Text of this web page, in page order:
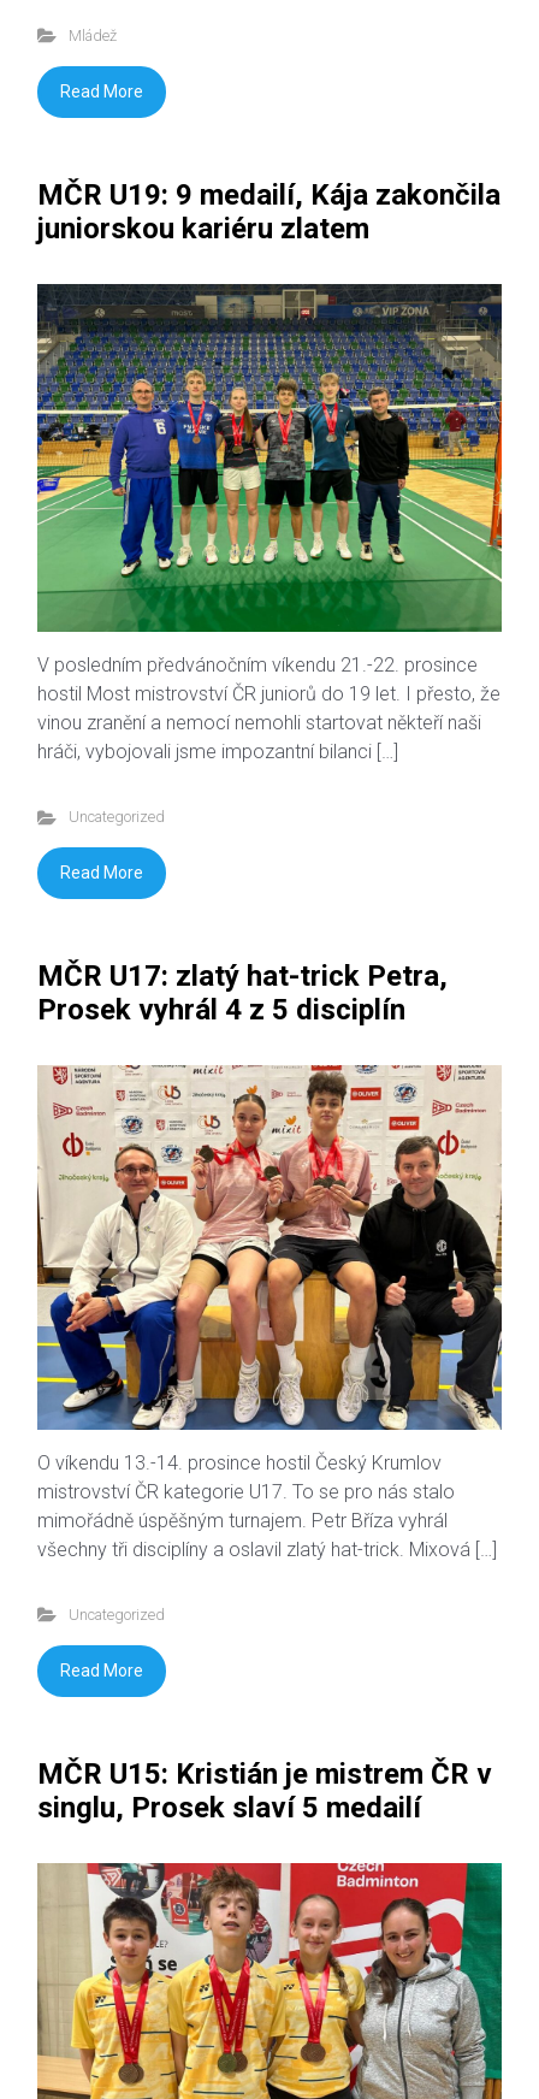
Mládež
Read More
MČR U19: 9 medailí, Kája zakončila
juniorskou kariéru zlatem
V posledním předvánočním víkendu 21.-22. prosince
hostil Most mistrovství ČR juniorů do 19 let. I přesto, že
vinou zranění a nemocí nemohli startovat někteří naši
hráči, vybojovali jsme impozantní bilanci […]
Uncategorized
Read More
MČR U17: zlatý hat-trick Petra,
Prosek vyhrál 4 z 5 disciplín
O víkendu 13.-14. prosince hostil Český Krumlov
mistrovství ČR kategorie U17. To se pro nás stalo
mimořádně úspěšným turnajem. Petr Bříza vyhrál
všechny tři disciplíny a oslavil zlatý hat-trick. Mixová […]
Uncategorized
Read More
MČR U15: Kristián je mistrem ČR v
singlu, Prosek slaví 5 medailí